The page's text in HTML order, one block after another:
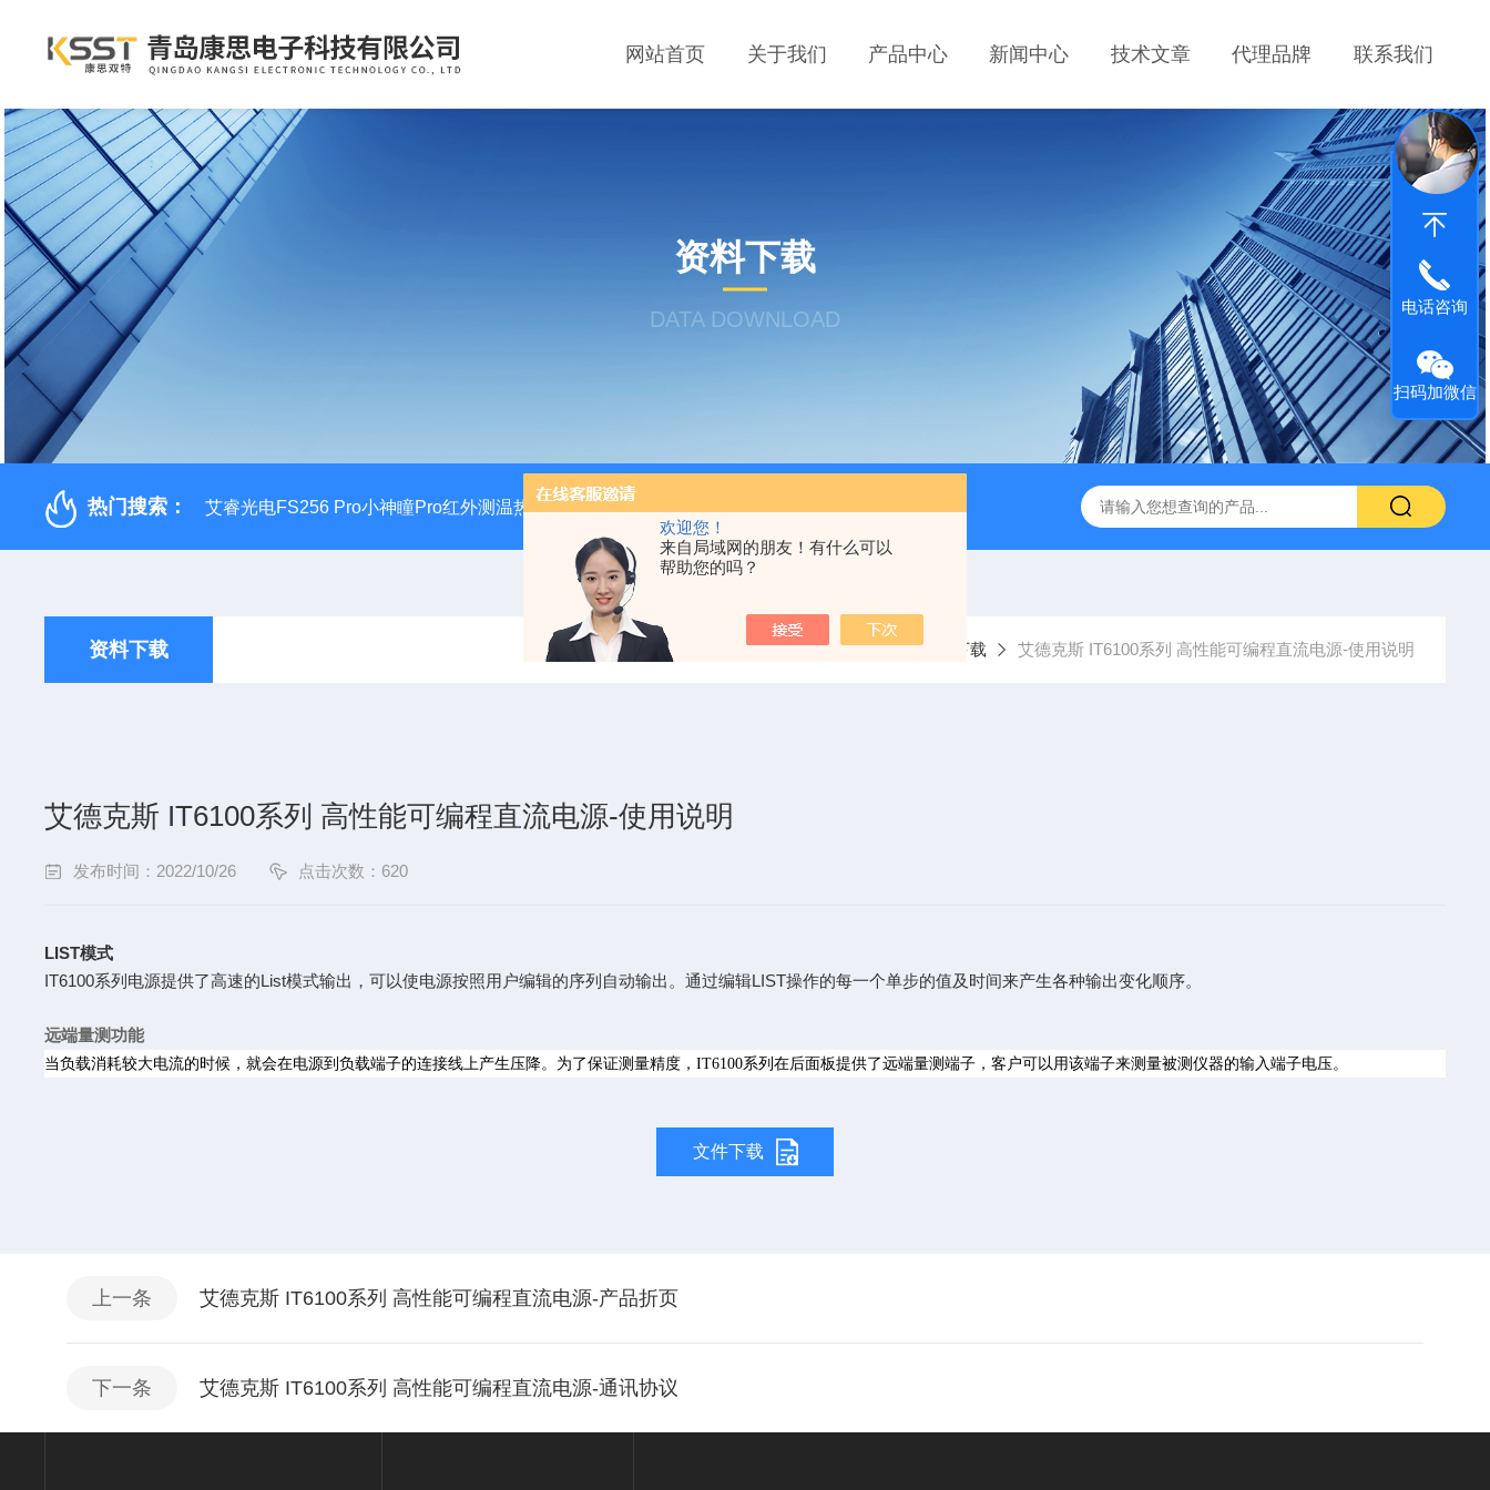
欢迎您！
来自局域网的朋友！有什么可以
帮助您的吗？
网站首页 关于我们 产品中心 新闻中心 技术文章 代理品牌 联系我们
资料下载
DATA DOWNLOAD
热门搜索： 艾睿光电FS256 Pro小神瞳Pro红外测温热像仪 固纬 AFG-2225 双通道任意波信号发生器 APS-7050E 交流电源 固纬 GSP-730 频谱分析仪 艾睿光电
资料下载 当前位置：首页 资料下载 艾德克斯 IT6100系列 高性能可编程直流电源-使用说明
艾德克斯 IT6100系列 高性能可编程直流电源-使用说明
发布时间：2022/10/26 点击次数：620
LIST模式
IT6100系列电源提供了高速的List模式输出，可以使电源按照用户编辑的序列自动输出。通过编辑LIST操作的每一个单步的值及时间来产生各种输出变化顺序。
远端量测功能
当负载消耗较大电流的时候，就会在电源到负载端子的连接线上产生压降。为了保证测量精度，IT6100系列在后面板提供了远端量测端子，客户可以用该端子来测量被测仪器的输入端子电压。
文件下载
上一条 艾德克斯 IT6100系列 高性能可编程直流电源-产品折页
下一条 艾德克斯 IT6100系列 高性能可编程直流电源-通讯协议
电话咨询
扫码加微信